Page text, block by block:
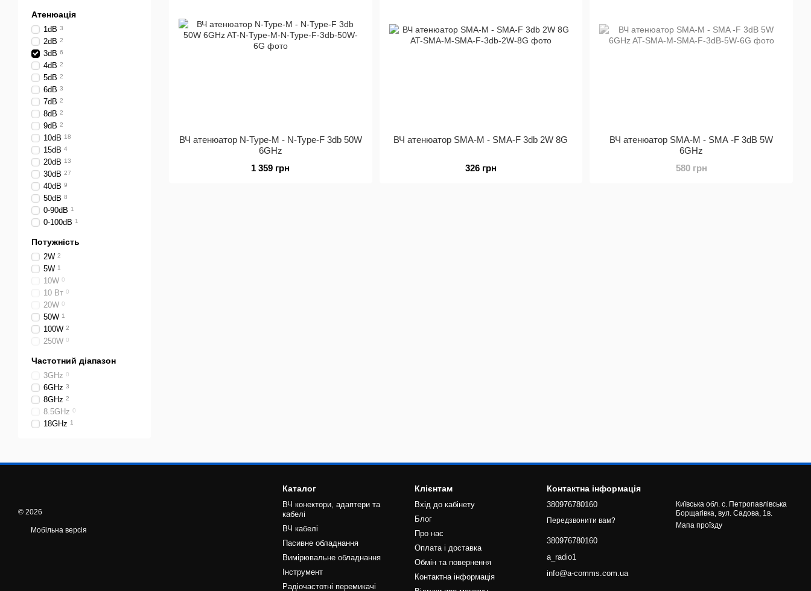
ВЧ атенюатор N-Type-M - N-Type-F 3db 50W
6GHz
1 359 грн
ВЧ атенюатор SMA-M - SMA-F 3db 2W 8G
326 грн
ВЧ атенюатор SMA-M - SMA -F 3dB 5W
6GHz
580 грн
Атенюація
1dB 3
2dB 2
3dB 6
4dB 2
5dB 2
6dB 3
7dB 2
8dB 2
9dB 2
10dB 18
15dB 4
20dB 13
30dB 27
40dB 9
50dB 8
0-90dB 1
0-100dB 1
Потужність
2W 2
5W 1
10W 0
10 Вт 0
20W 0
50W 1
100W 2
250W 0
Частотний діапазон
3GHz 0
6GHz 3
8GHz 2
8.5GHz 0
18GHz 1
© 2026
Мобільна версія
Каталог
ВЧ конектори, адаптери та
кабелі
ВЧ кабелі
Пасивне обладнання
Вимірювальне обладнання
Інструмент
Радіочастотні перемикачі
Клієнтам
Вхід до кабінету
Блог
Про нас
Оплата і доставка
Обмін та повернення
Контактна інформація
Контактна інформація
380976780160
Передзвонити вам?
380976780160
a_radio1
info@a-comms.com.ua
Київська обл. с. Петропавлівська
Борщагівка, вул. Садова, 1в.
Мапа проїзду